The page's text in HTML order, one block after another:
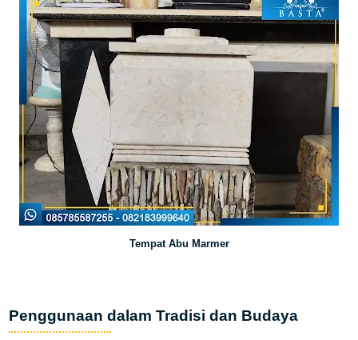
Tempat Abu Marmer
Penggunaan dalam Tradisi dan Budaya